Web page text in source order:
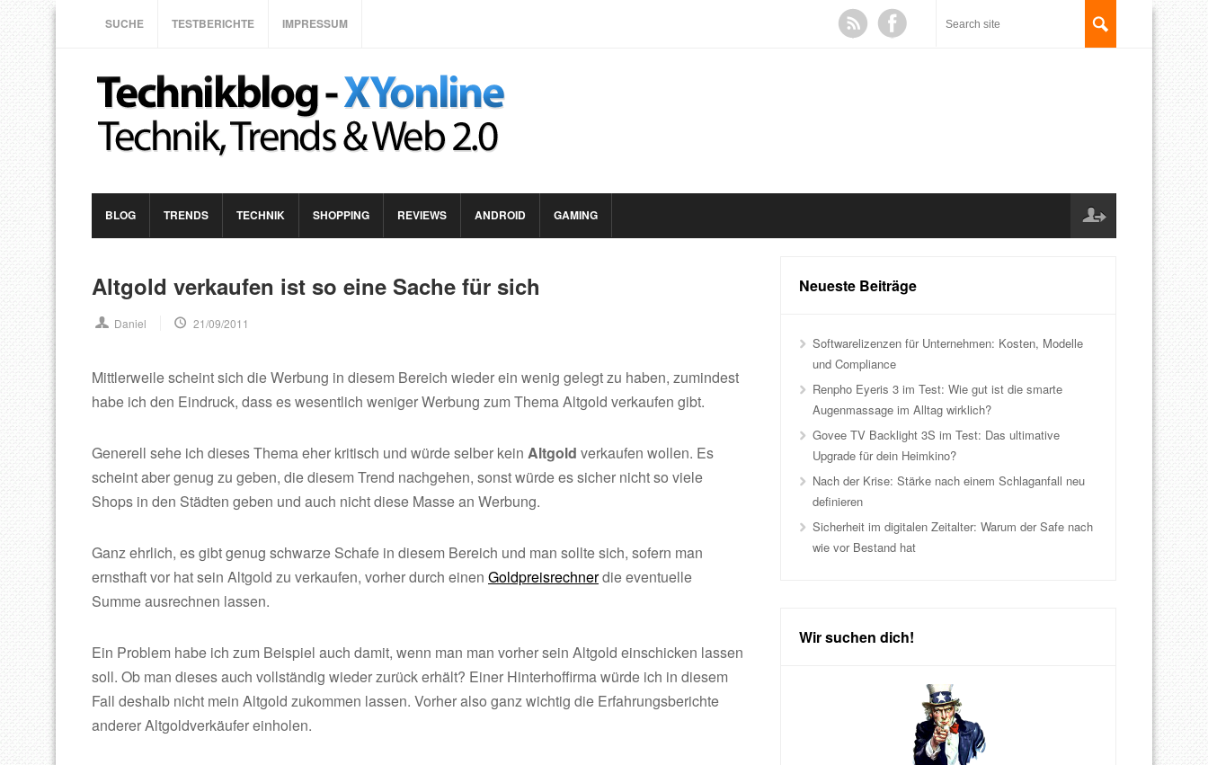
SUCHE TESTBERICHTE IMPRESSUM
BLOG TRENDS TECHNIK SHOPPING REVIEWS ANDROID GAMING
Altgold verkaufen ist so eine Sache für sich
Daniel 21/09/2011
Mittlerweile scheint sich die Werbung in diesem Bereich wieder ein wenig gelegt zu haben, zumindest
habe ich den Eindruck, dass es wesentlich weniger Werbung zum Thema Altgold verkaufen gibt.
Generell sehe ich dieses Thema eher kritisch und würde selber kein Altgold verkaufen wollen. Es
scheint aber genug zu geben, die diesem Trend nachgehen, sonst würde es sicher nicht so viele
Shops in den Städten geben und auch nicht diese Masse an Werbung.
Ganz ehrlich, es gibt genug schwarze Schafe in diesem Bereich und man sollte sich, sofern man
ernsthaft vor hat sein Altgold zu verkaufen, vorher durch einen Goldpreisrechnerdie eventuelle
Summe ausrechnen lassen.
Ein Problem habe ich zum Beispiel auch damit, wenn man man vorher sein Altgold einschicken lassen
soll. Ob man dieses auch vollständig wieder zurück erhält? Einer Hinterhoffirma würde ich in diesem
Fall deshalb nicht mein Altgold zukommen lassen. Vorher also ganz wichtig die Erfahrungsberichte
anderer Altgoldverkäufer einholen.
Neueste Beiträge
Softwarelizenzen für Unternehmen: Kosten, Modelle
und Compliance
Renpho Eyeris 3 im Test: Wie gut ist die smarte
Augenmassage im Alltag wirklich?
Govee TV Backlight 3S im Test: Das ultimative
Upgrade für dein Heimkino?
Nach der Krise: Stärke nach einem Schlaganfall neu
definieren
Sicherheit im digitalen Zeitalter: Warum der Safe nach
wie vor Bestand hat
Wir suchen dich!